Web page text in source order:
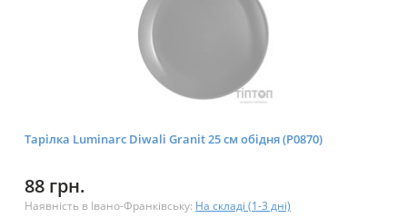
Тарілка Luminarc Diwali Granit 25 см обідня (P0870)
88 грн.
Наявність в Івано-Франківську: На складі (1-3 дні)